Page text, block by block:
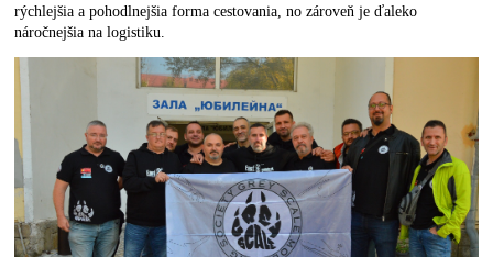
rýchlejšia a pohodlnejšia forma cestovania, no zároveň je ďaleko
náročnejšia na logistiku.